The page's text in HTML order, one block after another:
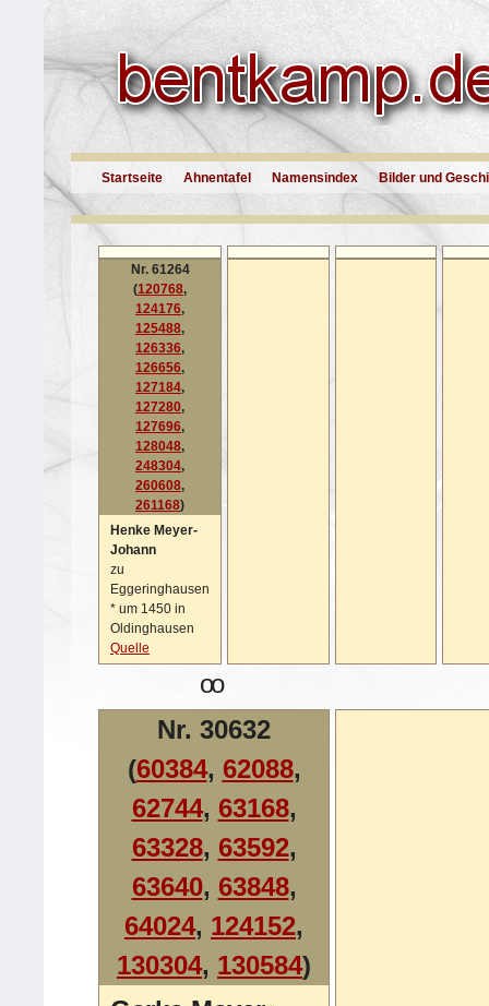
Startseite Ahnentafel Namensindex Bilder und
Nr. 61264
(120768,
124176,
125488,
126336,
126656,
127184,
127280,
127696,
128048,
248304,
260608,
261168)
Henke Meyer-
Johann
zu
Eggeringhausen
* um 1450 in
Oldinghausen
Quelle
oo
Nr. 30632
(60384, 62088,
62744, 63168,
63328, 63592,
63640, 63848,
64024, 124152,
130304, 130584)